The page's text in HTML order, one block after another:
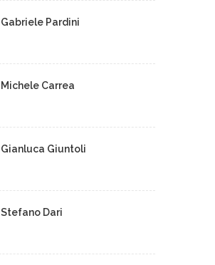
Gabriele Pardini
Michele Carrea
Gianluca Giuntoli
Stefano Dari